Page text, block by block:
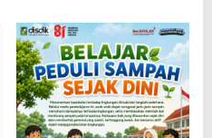
Muda Menjaga Identitas
Leluhur